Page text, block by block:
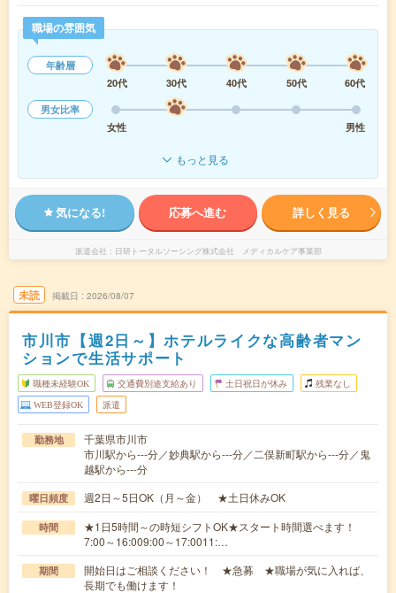
職場の雰囲気
年齢層
20代
30代 40代 50代
60代
男女比率
女性
男性
もっと見る
気になる! 応募へ進む 詳しく見る
派遣会社 日研トータルソーシング株式会社 メディカルケア事業部
未読 掲載日 2026/08/07
市川市【週2日～】ホテルライクな高齢者マン
ションで生活サポート
職種未経験OK 交通費別途支給あり 土日祝日が休み 残業なし
WEB登録OK 派遣
勤務地
千葉県市川市
市川駅から---分／妙典駅から---分／二俣新町駅から---分／鬼
越駅から---分
曜日頻度 週2日～5日OK（月～金） ★土日休みOK
時間
★1日5時間～の時短シフトOK★スタート時間選べます！
7:00～16:009:00～17:0011:…
期間
開始日はご相談ください！ ★急募 ★職場が気に入れば、
長期でも働けます！